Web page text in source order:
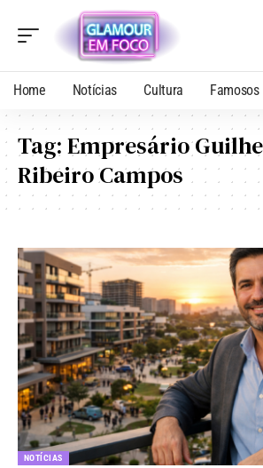
Home Notícias Cultura Famosos
Tag:Empresário
Ribeiro Campos
NOTÍCIAS